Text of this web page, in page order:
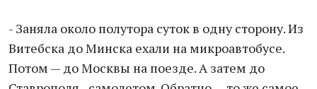
- Заняла около полутора суток в одну сторону. Из
Витебска до Минска ехали на микроавтобусе.
Потом — до Москвы на поезде. А затем до